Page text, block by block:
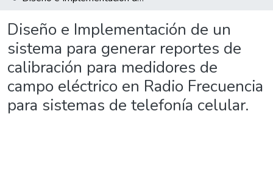
Diseño e Implementación de un
sistema para generar reportes de
calibración para medidores de
campo eléctrico en Radio Frecuencia
para sistemas de telefonía celular.